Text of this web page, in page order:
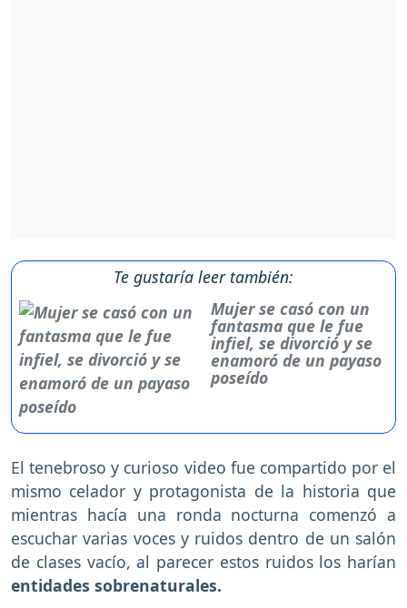
Te gustaría leer también:
Mujer se casó con un
fantasma que le fue
infiel, se divorció y se
enamoró de un payaso
poseído
El tenebroso y curioso video fue compartido por el
mismo celador y protagonista de la historia que
mientras hacía una ronda nocturna comenzó a
escuchar varias voces y ruidos dentro de un salón
de clases vacío, al parecer estos ruidos los harían
entidades sobrenaturales.